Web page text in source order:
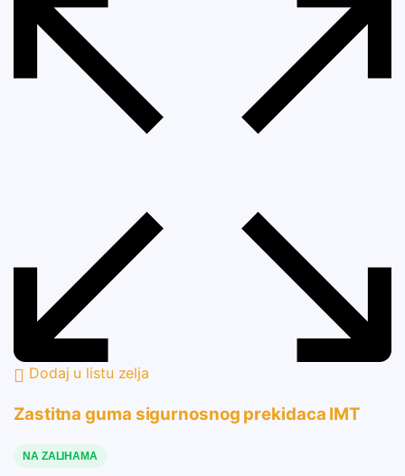
Dodaj u listu zelja
Zastitna guma sigurnosnog prekidaca IMT
NA ZALIHAMA